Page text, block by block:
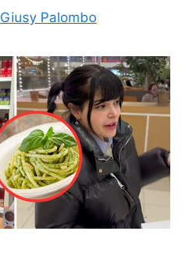
Giusy Palombo